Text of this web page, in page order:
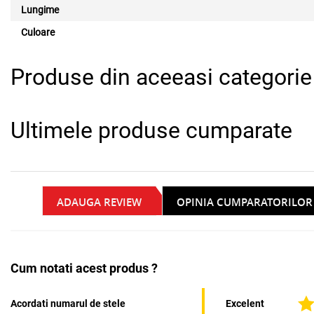
Lungime
Culoare
Produse din aceeasi categorie
Ultimele produse cumparate
ADAUGA REVIEW OPINIA CUMPARATORILOR
Cum notati acest produs ?
Acordati numarul de stele
Excelent